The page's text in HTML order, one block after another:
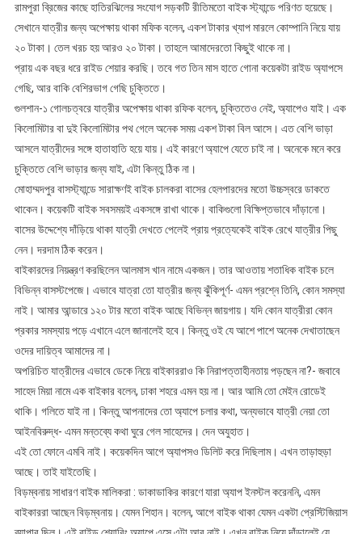
রামপুরা ব্রিজের কাছে হাতিরঝিলের সংযোগ সড়কটি রীতিমতো বাইক স্ট্যান্ডে পরিণত হয়েছে।
সেখানে যাত্রীর জন্য অপেক্ষায় থাকা মফিক বলেন, একশ টাকার খ্যাপ মারলে কোম্পানি নিয়ে যায়
২০ টাকা। তেল খরচ হয় আরও ২০ টাকা। তাহলে আমাদেরতো কিছুই থাকে না।
প্রায় এক বছর ধরে রাইড শেয়ার করছি। তবে গত তিন মাস হাতে গোনা কয়েকটা রাইড অ্যাপসে
গেছি, আর বাকি বেশিরভাগ গেছি চুক্তিতে।
গুলশান-১ গোলচত্বরে যাত্রীর অপেক্ষায় থাকা রফিক বলেন, চুক্তিতেও নেই, অ্যাপেও যাই। এক
কিলোমিটার বা দুই কিলোমিটার পথ গেলে অনেক সময় একশ টাকা বিল আসে। এত বেশি ভাড়া
আসলে যাত্রীদের সঙ্গে হাতাহাতি হয়ে যায়। এই কারণে অ্যাপে যেতে চাই না। অনেকে মনে করে
চুক্তিতে বেশি ভাড়ার জন্য যাই, এটা কিন্তু ঠিক না।
মোহাম্মদপুর বাসস্ট্যান্ডে সারাক্ষণই বাইক চালকরা বাসের হেলপারদের মতো উচ্চস্বরে ডাকতে
থাকেন। কয়েকটি বাইক সবসময়ই একসঙ্গে রাখা থাকে। বাকিগুলো বিক্ষিপ্তভাবে দাঁড়ানো।
বাসের উদ্দেশ্যে দাঁড়িয়ে থাকা যাত্রী দেখতে পেলেই প্রায় প্রত্যেকেই বাইক রেখে যাত্রীর পিছু
নেন। দরদাম ঠিক করেন।
বাইকারদের নিয়ন্ত্রণ করছিলেন আলমাস খান নামে একজন। তার আওতায় শতাধিক বাইক চলে
বিভিন্ন বাসস্টপেজে। এভাবে যাত্রা তো যাত্রীর জন্য ঝুঁকিপূর্ণ- এমন প্রশ্নে তিনি, কোন সমস্যা
নাই। আমার আন্ডারে ১২০ টার মতো বাইক আছে বিভিন্ন জায়গায়। যদি কোন যাত্রীরা কোন
প্রকার সমস্যায় পড়ে এখানে এলে জানালেই হবে। কিন্তু ওই যে আশে পাশে অনেক দেখাতাছেন
ওদের দায়িত্ব আমাদের না।
অপরিচিত যাত্রীদের এভাবে ডেকে নিয়ে বাইকাররাও কি নিরাপত্তাহীনতায় পড়ছেন না?- জবাবে
সাহেদ মিয়া নামে এক বাইকার বলেন, ঢাকা শহরে এমন হয় না। আর আমি তো মেইন রোডেই
থাকি। গলিতে যাই না। কিন্তু আপনাদের তো অ্যাপে চলার কথা, অন্যভাবে যাত্রী নেয়া তো
আইনবিরুদ্ধ- এমন মন্তব্যে কথা ঘুরে গেল সাহেদের। দেন অযুহাত।
এই তো ফোনে এমবি নাই। কয়েকদিন আগে অ্যাপসও ডিলিট করে দিছিলাম। এখন তাড়াহুড়া
আছে। তাই যাইতেছি।
বিড়ম্বনায় সাধারণ বাইক মালিকরা : ডাকাডাকির কারণে যারা অ্যাপ ইনস্টল করেননি, এমন
বাইকাররা আছেন বিড়ম্বনায়। যেমন শিহান। বলেন, আগে বাইক থাকা যেমন একটা প্রেস্টিজিয়াস